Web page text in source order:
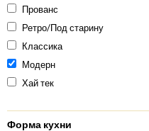
Прованс
Ретро/Под старину
Классика
Модерн
Хай тек
Форма кухни